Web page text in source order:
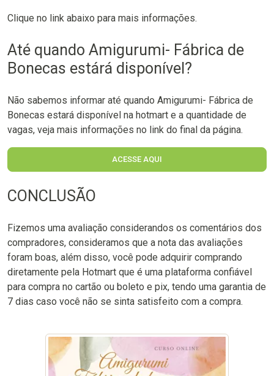
Clique no link abaixo para mais informações.
Até quando Amigurumi- Fábrica de
Bonecas estárá disponível?
Não sabemos informar até quando Amigurumi- Fábrica de
Bonecas estará disponível na hotmart e a quantidade de
vagas, veja mais informações no link do final da página.
ACESSE AQUI
CONCLUSÃO
Fizemos uma avaliação considerandos os comentários dos
compradores, consideramos que a nota das avaliações
foram boas, além disso, você pode adquirir comprando
diretamente pela Hotmart que é uma plataforma confiável
para compra no cartão ou boleto e pix, tendo uma garantia de
7 dias caso você não se sinta satisfeito com a compra.